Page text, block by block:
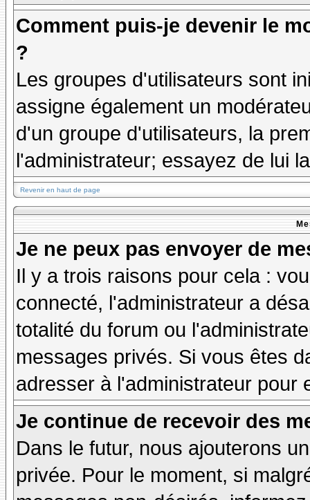
Comment puis-je devenir le
?
Les groupes d'utilisateurs sont
assigne également un
d'un groupe d'utilisateurs, la
l'administrateur; essayez de lui
Revenir en haut de page
Je ne peux pas envoyer de
Il y a trois raisons pour cela :
connecté, l'administrateur a
totalité du forum ou
messages privés. Si vous êtes
adresser à l'administrateur pour
Je continue de recevoir des
Dans le futur, nous ajouterons
privée. Pour le moment, si